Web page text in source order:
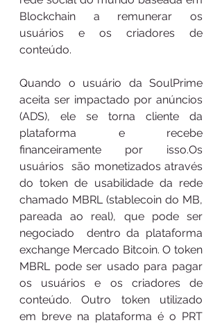
Blockchain a remunerar os
usuários e os criadores de
conteúdo.
Quando o usuário da SoulPrime
aceita ser impactado por anúncios
(ADS), ele se torna cliente da
plataforma e recebe
financeiramente por isso.Os
usuários  são monetizados através
do token de usabilidade da rede
chamado MBRL (stablecoin do MB,
pareada ao real), que pode ser
negociado  dentro da plataforma
exchange Mercado Bitcoin. O token
MBRL pode ser usado para pagar
os usuários e os criadores de
conteúdo. Outro token utilizado
em breve na plataforma é o PRT